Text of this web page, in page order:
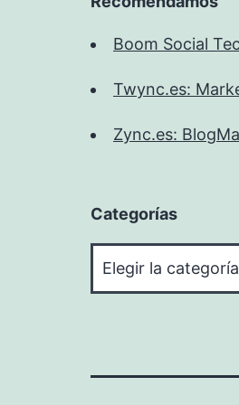
Boom Social
Twync.es:
Zync.es:
Categorías